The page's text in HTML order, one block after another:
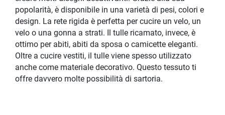
popolarità, è disponibile in una varietà di pesi, colori e
design. La rete rigida è perfetta per cucire un velo, un
velo o una gonna a strati. Il tulle ricamato, invece, è
ottimo per abiti, abiti da sposa o camicette eleganti.
Oltre a cucire vestiti, il tulle viene spesso utilizzato
anche come materiale decorativo. Questo tessuto ti
offre davvero molte possibilità di sartoria.